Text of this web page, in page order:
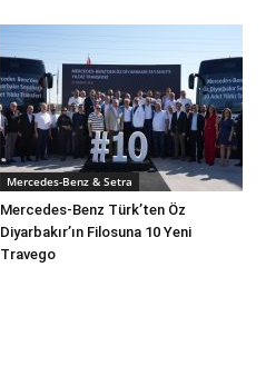
Mercedes-Benz & Setra
Mercedes-Benz Türk’ten Öz
Diyarbakır’ın Filosuna 10 Yeni
Travego